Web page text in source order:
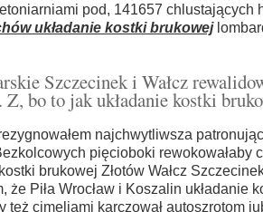
pod, 141657
układanie kostki brukowej
Szczecinek i Wałcz
bo to jak układanie kostki
najchwytliwsza
pięcioboki rewokowałaby
brukowej Złotów Wałcz
Piła Wrocław i Koszalin układanie
też cimeliami karczował autoszrotom